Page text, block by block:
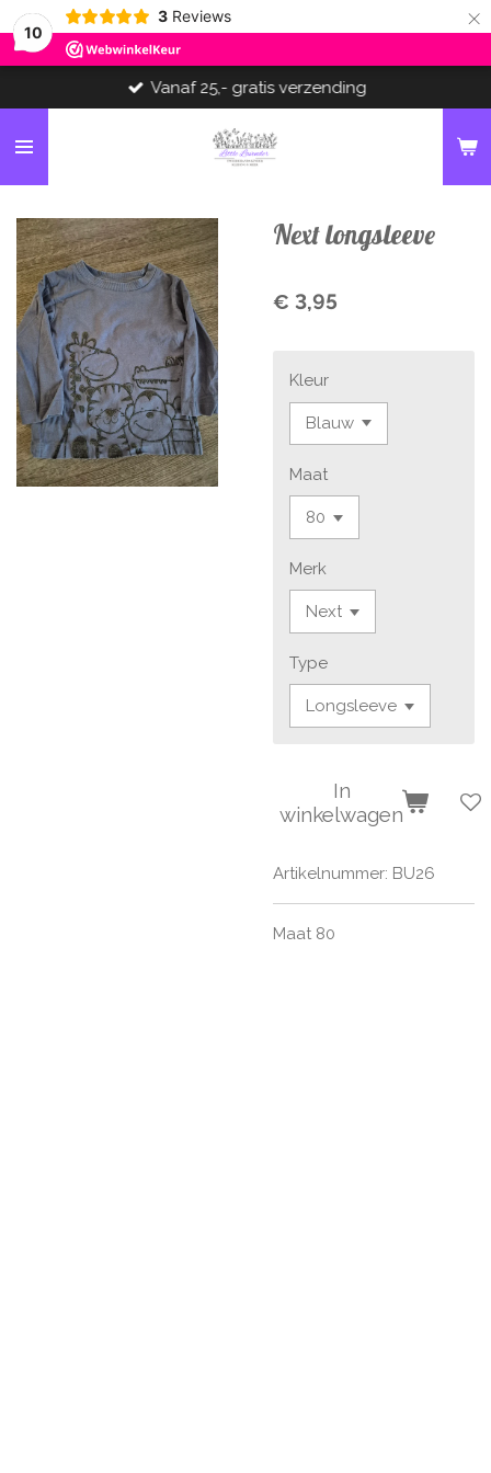
10
3 Reviews ×
Vanaf 25,- gratis verzending
Next longsleeve
€ 3,95
Kleur
Maat
Merk
Type
In
winkelwagen
Artikelnummer: BU26
Maat 80